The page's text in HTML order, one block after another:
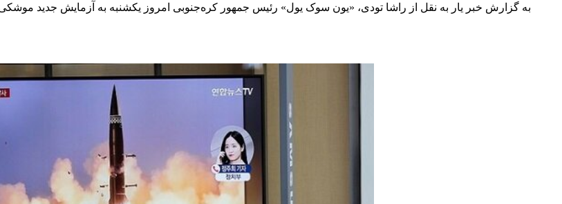
به گزارش خبر یار به نقل از راشا تودی، «یون سوک یول» رئیس جمهور کره‌جنوبی امروز یکشنبه به آزمایش جدید